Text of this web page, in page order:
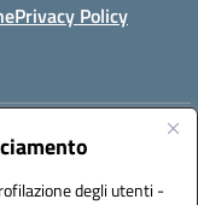
degli utenti -
Privacy Policy
(VV)